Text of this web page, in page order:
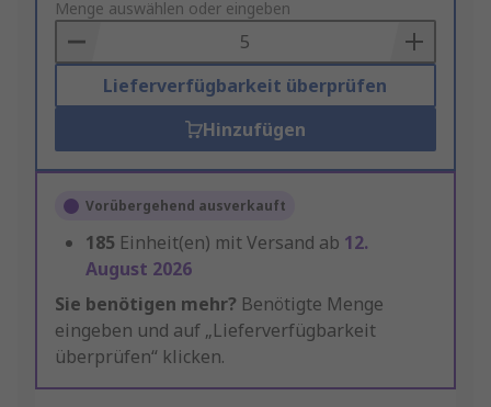
to
Basket
Menge auswählen oder eingeben
Lieferverfügbarkeit überprüfen
Hinzufügen
Vorübergehend ausverkauft
185 Einheit(en) mit Versand ab 12.
August 2026
Sie benötigen mehr? Benötigte Menge
eingeben und auf „Lieferverfügbarkeit
überprüfen“ klicken.